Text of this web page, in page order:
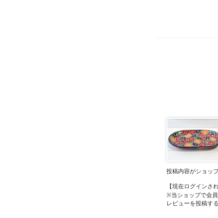
投稿内容がショッ
【現在ログインさ
※当ショップで会
レビューを投稿す